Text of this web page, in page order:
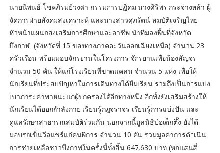
นายนิพนธ์ โชคภิรมย์วงศา กรรมการปฏิคม นางศิริพร กระจ่างหล้า ผู้
จัดการฝ่ายสังคมสงเคราะห์ และนางสาวศุภรัตน์ สมบัติเจริญไทย
หัวหน้าแผนกส่งเสริมการศึกษาและอาชีพ นำทีมลงพื้นที่จังหวัด
บึงกาฬ (จังหวัดที่ 15 ของทางภาคตะวันออกเฉียงเหนือ) จำนวน 23
ครัวเรือน พร้อมมอบจักรยานในโครงการ จักรยานเพื่อน้องสัญจร
จำนวน 50 คัน ให้แก่โรงเรียนที่ขาดแคลน จำนวน 5 แห่ง เพื่อให้
นักเรียนที่ประสบปัญหาในการเดินทางได้ยืมเรียน รวมถึงเป็นการแบ่ง
เบาภาระค่าพาหนะแก่ผู้ปกครองได้อีกทางหนึ่ง อีกทั้งยังเสริมสร้างให้
นักเรียนได้ออกกำลังกาย เรียนรู้กฎจราจร เรียนรู้การแบ่งปัน และ
ดูแลรักษาสาธารณสมบัติร่วมกัน นอกจากนี้มูลนิธิป่อเต็กตึ๊ง ยังได้
มอบรถเข็นวีลแชร์แก่คนพิการ จำนวน 10 คัน รวมมูลค่าการดำเนิน
การช่วยเหลือชาวบึงกาฬในครั้งนี้ทั้งสิ้น 647,630 บาท (หกแสนสี่